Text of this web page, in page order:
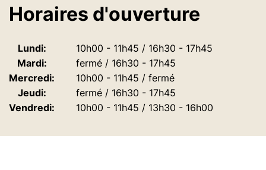
Horaires d'ouverture
Lundi:
10h00 - 11h45 / 16h30 - 17h45
Mardi:
fermé / 16h30 - 17h45
Mercredi:
10h00 - 11h45 / fermé
Jeudi:
fermé / 16h30 - 17h45
Vendredi:
10h00 - 11h45 / 13h30 - 16h00